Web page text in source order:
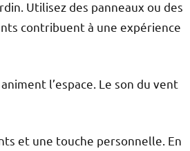
Utilisez des panneaux ou des
contribuent à une expérience
l’espace. Le son du vent
et une touche personnelle. En